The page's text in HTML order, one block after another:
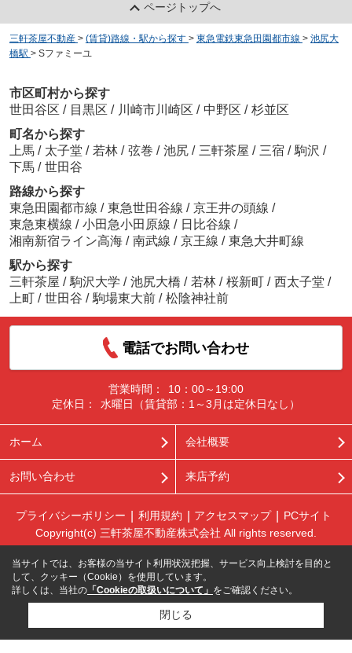
ページトップへ
三軒茶屋不動産 > (賃貸)路線・駅から探す > 東急電鉄東急田園都市線 > 池尻大
橋駅 > Sファミーユ
市区町村から探す
世田谷区 / 目黒区 / 川崎市川崎区 / 中野区 / 杉並区
町名から探す
上馬 / 太子堂 / 若林 / 弦巻 / 池尻 / 三軒茶屋 / 三宿 / 駒沢 /
下馬 / 世田谷
路線から探す
東急田園都市線 / 東急世田谷線 / 京王井の頭線 /
東急東横線 / 小田急小田原線 / 日比谷線 /
湘南新宿ライン高海 / 南武線 / 京王線 / 東急大井町線
駅から探す
三軒茶屋 / 駒沢大学 / 池尻大橋 / 若林 / 桜新町 / 西太子堂 /
上町
/ 世田谷 / 駒場東大前 / 松陰神社前
電話でお問い合わせ
営業時間：
10：00～19:00
定休日：
水曜日（賃貸部：1～3月は定休日なし）
ホーム 会社概要
お問い合わせ 来店予約
プライバシーポリシー 利用規約 アクセスマップ
PCサイト
Copyright(c) 三軒茶屋不動産株式会社 All rights reserved.
当サイトでは、お客様の当サイト利用状況把握、サービス向上検討を目的と
して、クッキー（Cookie）を使用しています。
詳しくは、当社の 「Cookieの取扱いについて」 をご確認ください。
閉じる